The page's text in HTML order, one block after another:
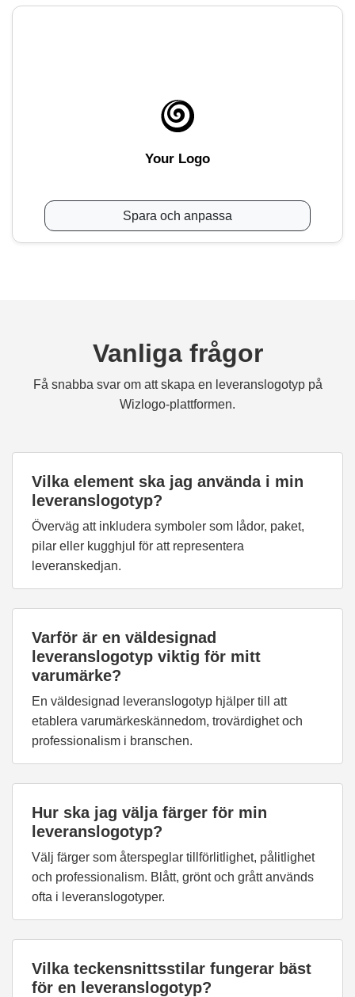
Your Logo
Spara och anpassa
Vanliga frågor
Få snabba svar om att skapa en leveranslogotyp på
Wizlogo-plattformen.
Vilka element ska jag använda i min
leveranslogotyp?
Överväg att inkludera symboler som lådor, paket,
pilar eller kugghjul för att representera
leveranskedjan.
Varför är en väldesignad
leveranslogotyp viktig för mitt
varumärke?
En väldesignad leveranslogotyp hjälper till att
etablera varumärkeskännedom, trovärdighet och
professionalism i branschen.
Hur ska jag välja färger för min
leveranslogotyp?
Välj färger som återspeglar tillförlitlighet, pålitlighet
och professionalism. Blått, grönt och grått används
ofta i leveranslogotyper.
Vilka teckensnittsstilar fungerar bäst
för en leveranslogotyp?